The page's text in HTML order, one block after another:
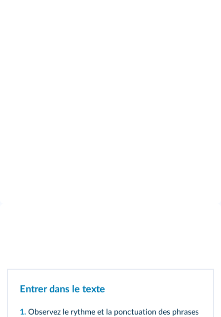
Entrer dans le texte
1. Observez le rythme et la ponctuation des phrases